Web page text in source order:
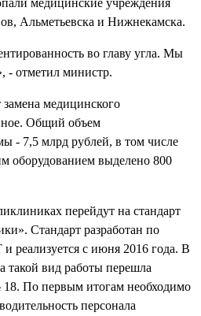
медицинские учреждения
Альметьевска и Нижнекамска.
во главу угла. Мы
- отметил министр.
медицинского
Общий объем
- 7,5 млрд рублей, в том числе
оборудованием выделено 800
перейдут на стандарт
Стандарт разработан по
реализуется с июня 2016 года. В
такой вид работы перешла
По первым итогам необходимо
персонала